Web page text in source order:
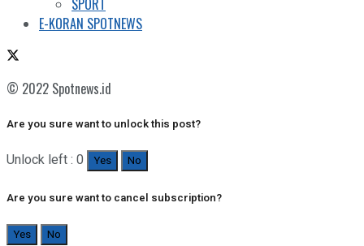
SPORT
E-KORAN SPOTNEWS
© 2022 Spotnews.id
Are you sure want to unlock this post?
Unlock left : 0 Yes No
Are you sure want to cancel subscription?
Yes No